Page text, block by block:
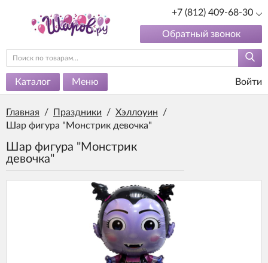
+7 (812) 409-68-30
Обратный звонок
Каталог Меню Войти
Главная / Праздники / Хэллоуин
/
Шар фигура "Монстрик девочка"
Шар фигура "Монстрик
девочка"